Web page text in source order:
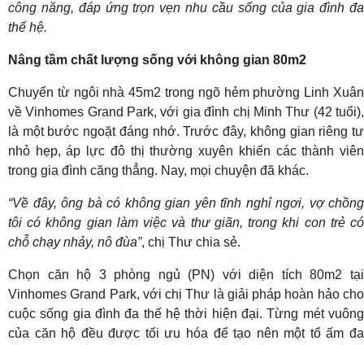
công năng, đáp ứng trọn vẹn nhu cầu sống của gia đình đa
thế hệ.
Nâng tầm chất lượng sống với không gian 80m2
Chuyển từ ngôi nhà 45m2 trong ngõ hẻm phường Linh Xuân
về Vinhomes Grand Park, với gia đình chị Minh Thư (42 tuổi),
là một bước ngoặt đáng nhớ. Trước đây, không gian riêng tư
nhỏ hẹp, áp lực đô thị thường xuyên khiến các thành viên
trong gia đình căng thẳng. Nay, mọi chuyện đã khác.
“Về đây, ông bà có không gian yên tĩnh nghỉ ngơi, vợ chồng
tôi có không gian làm việc và thư giãn, trong khi con trẻ có
chỗ chạy nhảy, nô đùa”, chị Thư chia sẻ.
Chọn căn hộ 3 phòng ngủ (PN) với diện tích 80m2 tại
Vinhomes Grand Park, với chị Thư là giải pháp hoàn hảo cho
cuộc sống gia đình đa thế hệ thời hiện đại. Từng mét vuông
của căn hộ đều được tối ưu hóa để tạo nên một tổ ấm đa